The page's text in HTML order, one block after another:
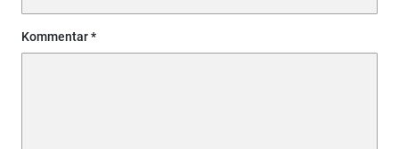
Kommentar